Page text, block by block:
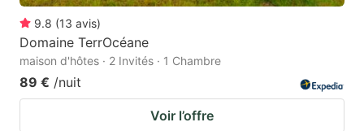
9.8 (13 avis)
Domaine TerrOcéane
maison d'hôtes · 2 Invités · 1 Chambre
89 € /nuit
Voir l’offre